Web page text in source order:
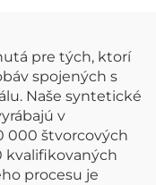
pre tých, ktorí
spojených s
Naše syntetické
v
000 štvorcových
kvalifikovaných
procesu je